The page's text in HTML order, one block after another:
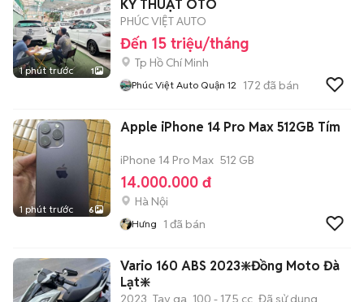
1 phút trước 1
KỸ THUẬT OTO
PHÚC VIỆT AUTO
Đến 15 triệu/tháng
Tp Hồ Chí Minh
Phúc Việt Auto Quận 12 172 đã bán
1 phút trước 6
Apple iPhone 14 Pro Max 512GB Tím
iPhone 14 Pro Max 512 GB
14.000.000 đ
Hà Nội
Hưng 1 đã bán
Vario 160 ABS 2023❇️Đồng Moto Đà
Lạt❇️
2023 Tay ga 100 - 175 cc Đã sử dụng